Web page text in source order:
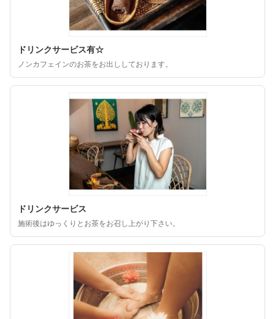
ドリンクサービス有☆
ノンカフェインのお茶をお出ししております。
ドリンクサービス
施術後はゆっくりとお茶をお召し上がり下さい。